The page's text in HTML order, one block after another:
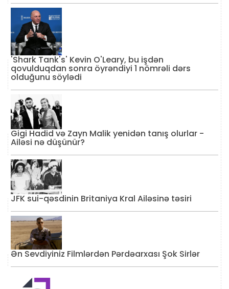
'Shark Tank's' Kevin O'Leary, bu işdən
qovulduqdan sonra öyrəndiyi 1 nömrəli dərs
olduğunu söylədi
Gigi Hadid və Zayn Malik yenidən tanış olurlar -
Ailəsi nə düşünür?
JFK sui-qəsdinin Britaniya Kral Ailəsinə təsiri
Ən Sevdiyiniz Filmlərdən Pərdəarxası Şok Sirlər